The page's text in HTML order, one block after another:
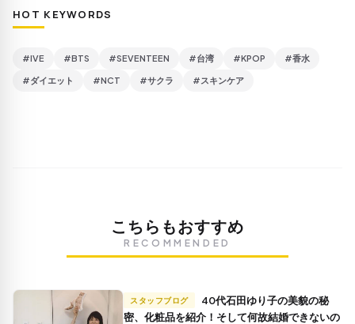
HOT KEYWORDS
#IVE #BTS #SEVENTEEN #台湾 #KPOP #香水
#ダイエット #NCT #サクラ #スキンケア
こちらもおすすめ
RECOMMENDED
スタッフブログ
密、化粧品を紹介！そして何故結婚できないの